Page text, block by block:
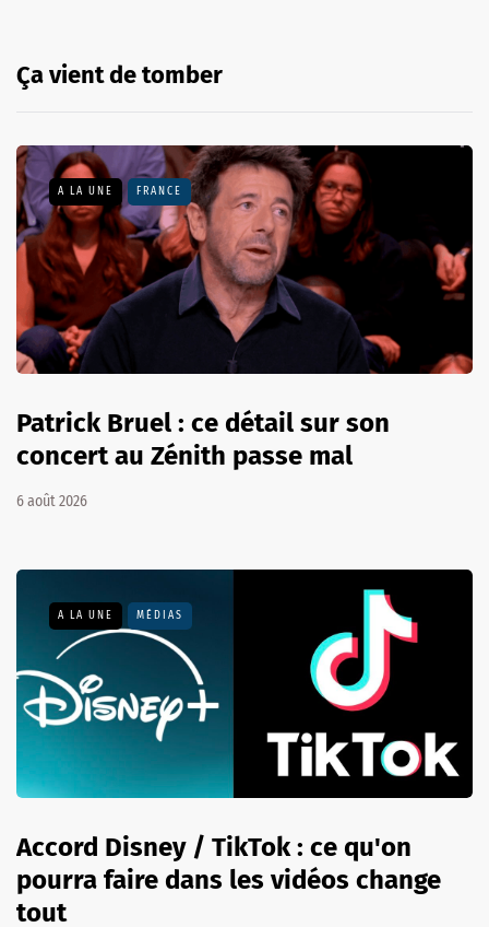
Ça vient de tomber
A LA UNE FRANCE
Patrick Bruel : ce détail sur son
concert au Zénith passe mal
6 août 2026
A LA UNE MÉDIAS
Accord Disney / TikTok : ce qu'on
pourra faire dans les vidéos change
tout